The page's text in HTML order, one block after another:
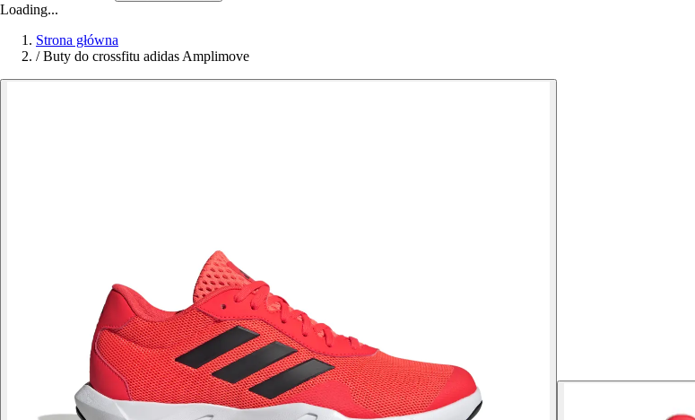
Loading...
Strona główna
/ Buty do crossfitu adidas Amplimove